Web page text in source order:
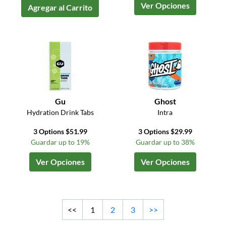
Agregar al Carrito Ver Opciones
Gu
Hydration Drink Tabs
3 Options $51.99
Guardar up to 19%
Ver Opciones
Ghost
Intra
3 Options $29.99
Guardar up to 38%
Ver Opciones
<< 1 2 3 >>